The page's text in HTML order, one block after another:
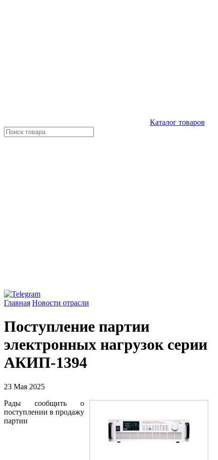
Каталог товаров
Главная Новости отрасли
Поступление партии
электронных нагрузок серии
АКИП-1394
23 Мая 2025
Рады сообщить о
поступлении в продажу
партии